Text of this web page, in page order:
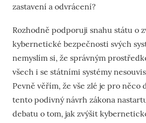
zastavení a odvrácení?
Rozhodně podporuji snahu státu o
kybernetické bezpečnosti svých
nemyslím si, že správným
všech i se státními systémy
Pevně věřím, že vše zlé je pro něco
tento podivný návrh zákona
debatu o tom, jak zvýšit